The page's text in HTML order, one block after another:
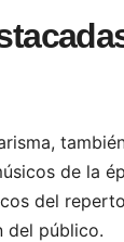
de la
del
del público.